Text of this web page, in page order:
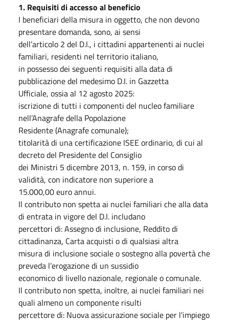
1. Requisiti di accesso al beneficio
I beneficiari della misura in oggetto, che non devono
presentare domanda, sono, ai sensi
dell’articolo 2 del D.I., i cittadini appartenenti ai nuclei
familiari, residenti nel territorio italiano,
in possesso dei seguenti requisiti alla data di
pubblicazione del medesimo D.I. in Gazzetta
Ufficiale, ossia al 12 agosto 2025:
iscrizione di tutti i componenti del nucleo familiare
nell’Anagrafe della Popolazione
Residente (Anagrafe comunale);
titolarità di una certificazione ISEE ordinario, di cui al
decreto del Presidente del Consiglio
dei Ministri 5 dicembre 2013, n. 159, in corso di
validità, con indicatore non superiore a
15.000,00 euro annui.
Il contributo non spetta ai nuclei familiari che alla data
di entrata in vigore del D.I. includano
percettori di: Assegno di inclusione, Reddito di
cittadinanza, Carta acquisti o di qualsiasi altra
misura di inclusione sociale o sostegno alla povertà che
preveda l’erogazione di un sussidio
economico di livello nazionale, regionale o comunale.
Il contributo non spetta, inoltre, ai nuclei familiari nei
quali almeno un componente risulti
percettore di: Nuova assicurazione sociale per l'impiego